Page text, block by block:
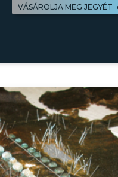
VÁSÁROLJA MEG JEGYÉT